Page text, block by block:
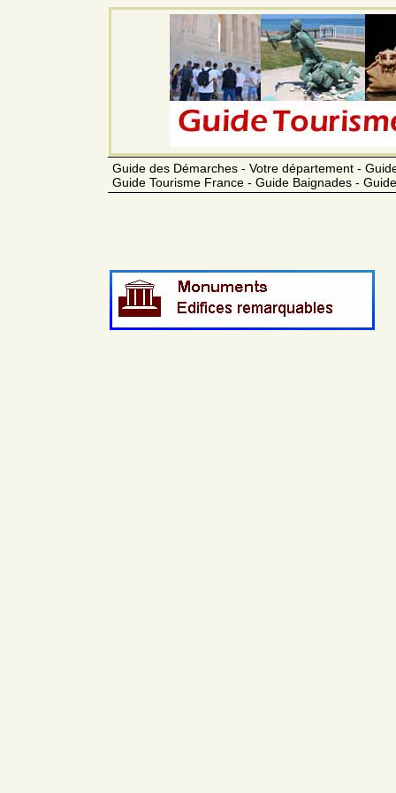
Guide des Démarches - Votre département -
Guide Tourisme France - Guide Baignades -